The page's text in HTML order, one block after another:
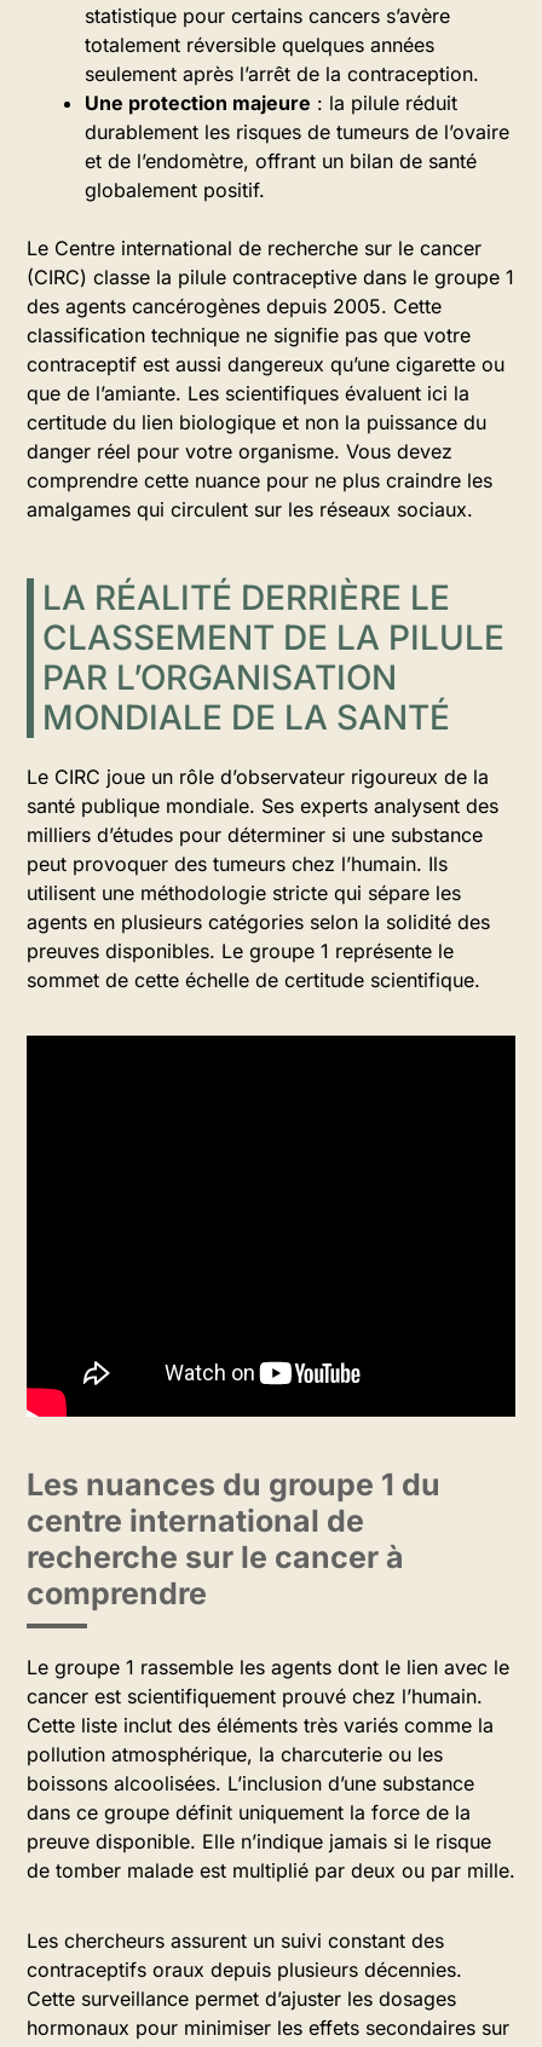
statistique pour certains cancers s’avère
totalement réversible quelques années
seulement après l’arrêt de la contraception.
Une protection majeure : la pilule réduit
durablement les risques de tumeurs de l’ovaire
et de l’endomètre, offrant un bilan de santé
globalement positif.
Le Centre international de recherche sur le cancer
(CIRC) classe la pilule contraceptive dans le groupe 1
des agents cancérogènes depuis 2005. Cette
classification technique ne signifie pas que votre
contraceptif est aussi dangereux qu’une cigarette ou
que de l’amiante. Les scientifiques évaluent ici la
certitude du lien biologique et non la puissance du
danger réel pour votre organisme. Vous devez
comprendre cette nuance pour ne plus craindre les
amalgames qui circulent sur les réseaux sociaux.
LA RÉALITÉ DERRIÈRE LE
CLASSEMENT DE LA PILULE
PAR L’ORGANISATION
MONDIALE DE LA SANTÉ
Le CIRC joue un rôle d’observateur rigoureux de la
santé publique mondiale. Ses experts analysent des
milliers d’études pour déterminer si une substance
peut provoquer des tumeurs chez l’humain. Ils
utilisent une méthodologie stricte qui sépare les
agents en plusieurs catégories selon la solidité des
preuves disponibles. Le groupe 1 représente le
sommet de cette échelle de certitude scientifique.
Les nuances du groupe 1 du
centre international de
recherche sur le cancer à
comprendre
Le groupe 1 rassemble les agents dont le lien avec le
cancer est scientifiquement prouvé chez l’humain.
Cette liste inclut des éléments très variés comme la
pollution atmosphérique, la charcuterie ou les
boissons alcoolisées. L’inclusion d’une substance
dans ce groupe définit uniquement la force de la
preuve disponible. Elle n’indique jamais si le risque
de tomber malade est multiplié par deux ou par mille.
Les chercheurs assurent un suivi constant des
contraceptifs oraux depuis plusieurs décennies.
Cette surveillance permet d’ajuster les dosages
hormonaux pour minimiser les effets secondaires sur